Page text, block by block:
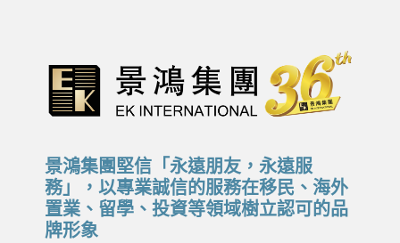
景鴻集團堅信「永遠朋友，永遠服
務」，以專業誠信的服務在移民、海外
置業、留學、投資等領域樹立認可的品
牌形象